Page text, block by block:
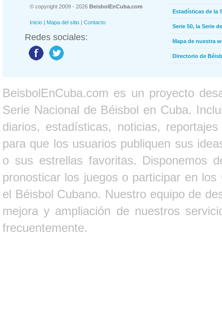
© copyright 2009 - 2026 BeisbolEnCuba.com
Inicio | Mapa del sitio | Contacto
Redes sociales:
Estadísticas de la
Serie 50, la Serie
Mapa de nuestra
Directorio de
BeisbolEnCuba.com es un proyecto
Serie Nacional de Béisbol en Cuba.
diarios, estadísticas, noticias,
para que los usuarios publiquen sus
o sus estrellas favoritas. Disponemos
pronosticar los juegos o participar en
el Béisbol Cubano. Nuestro equipo de
mejora y ampliación de nuestros
frecuentemente.